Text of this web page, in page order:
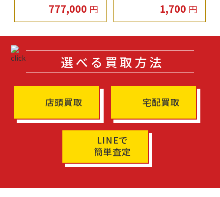
777,000 円 1,700 円
選べる買取方法
店頭買取 宅配買取
LINEで
簡単査定